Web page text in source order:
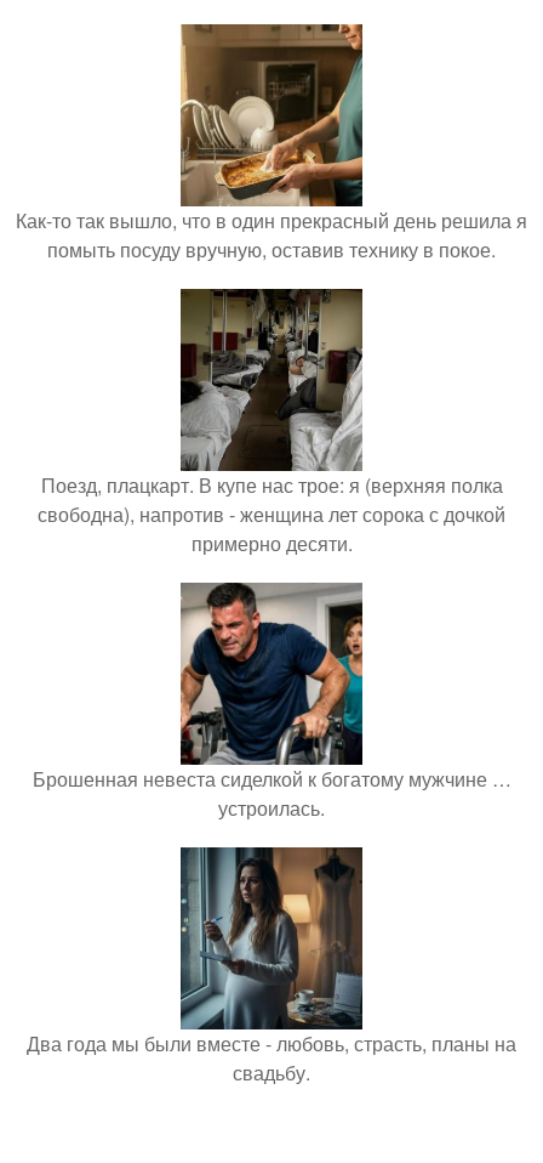
Как-то так вышло, что в один прекрасный день решила я
помыть посуду вручную, оставив технику в покое.
Поезд, плацкарт. В купе нас трое: я (верхняя полка
свободна), напротив - женщина лет сорока с дочкой
примерно десяти.
Брошенная невеста сиделкой к богатому мужчине …
устроилась.
Два года мы были вместе - любовь, страсть, планы на
свадьбу.